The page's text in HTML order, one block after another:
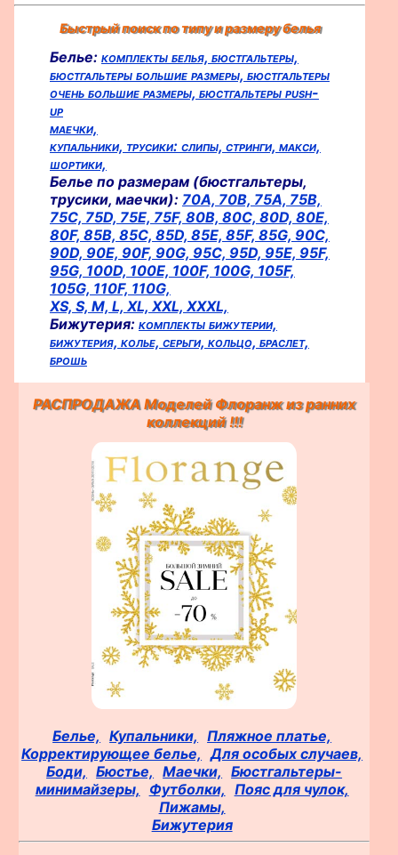
Быстрый поиск по типу и размеру белья
Белье: комплекты белья, бюстгальтеры,
бюстгальтеры большие размеры, бюстгальтеры
очень большие размеры, бюстгальтеры push-
up
маечки,
купальники, трусики: слипы, стринги, макси,
шортики,
Белье по размерам (бюстгальтеры,
трусики, маечки): 70A, 70B, 75A, 75B,
75C, 75D, 75E, 75F, 80B, 80C, 80D, 80E,
80F, 85B, 85C, 85D, 85E, 85F, 85G, 90C,
90D, 90E, 90F, 90G, 95C, 95D, 95E, 95F,
95G, 100D, 100E, 100F, 100G, 105F,
105G, 110F, 110G,
XS, S, M, L, XL, XXL, XXXL,
Бижутерия: комплекты бижутерии,
бижутерия, колье, серьги, кольцо, браслет,
брошь
РАСПРОДАЖА Моделей Флоранж из ранних
коллекций !!!
Белье, Купальники,
Пляжное платье,
Корректирующее белье,
Для особых случаев,
Боди,
Бюстье, Маечки,
Бюстгальтеры-
минимайзеры,
Футболки, Пояс для чулок,
Пижамы,
Бижутерия